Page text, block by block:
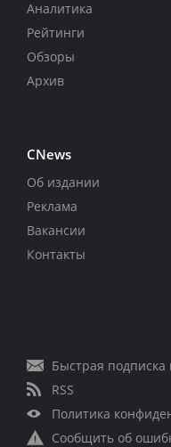
Аналитика
Рейтинги
Обзоры
Архив
CNews
Об издании
Реклама
Вакансии
Контакты
Быстрая подписка
RSS
Политика
Сообщить об